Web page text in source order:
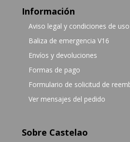
Información
Aviso legal y condiciones de uso
Baliza de emergencia V16
Envíos y devoluciones
Formas de pago
Formulario de solicitud de
Ver mensajes del pedido
Sobre Castelao